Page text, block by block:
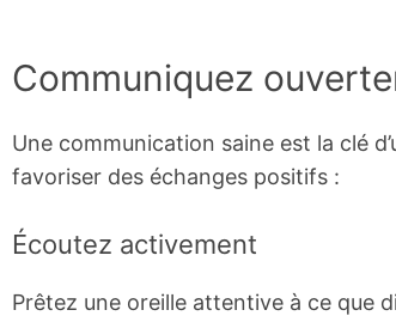
Communiquez
Une communication saine est la clé
favoriser des échanges positifs :
Écoutez activement
Prêtez une oreille attentive à ce que